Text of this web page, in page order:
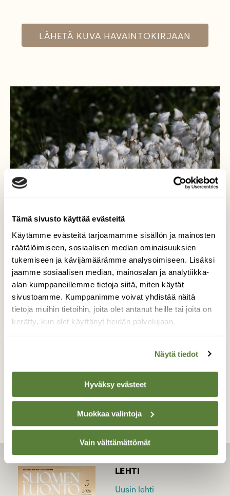
Tämä sivusto käyttää evästeitä
Käytämme evästeitä tarjoamamme sisällön ja mainosten
räätälöimiseen, sosiaalisen median ominaisuuksien
tukemiseen ja kävijämäärämme analysoimiseen. Lisäksi
jaamme sosiaalisen median, mainosalan ja analytiikka-
alan kumppaneillemme tietoja siitä, miten käytät
sivustoamme. Kumppanimme voivat yhdistää näitä
tietoja muihin tietoihin, joita olet antanut heille tai joita on
kerätty, kun olet käyttänyt heidän palvelujaan.
Näytä tiedot
Hyväksy evästeet
Muokkaa valintoja
Vain välttämättömät
LÄHETÄ KUVA HAVAINTOKIRJAAN
Luhtavillaa
Luhtavillan runsautta Linnunsuolla.
Valokuvaaja: Jaana Saarelainen, Linnunsuo,
Kontiolahti 20.6.2026
TAKAISIN LISTAAN
LEHTI
Uusin lehti